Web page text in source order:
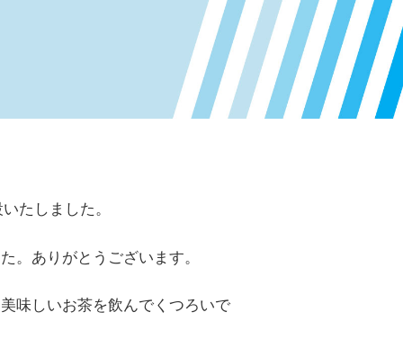
たしました。
。ありがとうございます。
味しいお茶を飲んでくつろいで